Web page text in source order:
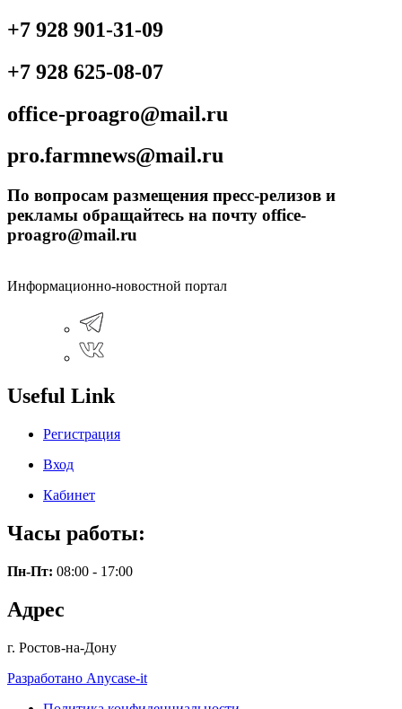
+7 928 901-31-09
+7 928 625-08-07
office-proagro@mail.ru
pro.farmnews@mail.ru
По вопросам размещения пресс-релизов и
рекламы обращайтесь на почту office-
proagro@mail.ru
Информационно-новостной портал
Useful Link
Регистрация
Вход
Кабинет
Часы работы:
Пн-Пт: 08:00 - 17:00
Адрес
г. Ростов-на-Дону
Разработано Anycase-it